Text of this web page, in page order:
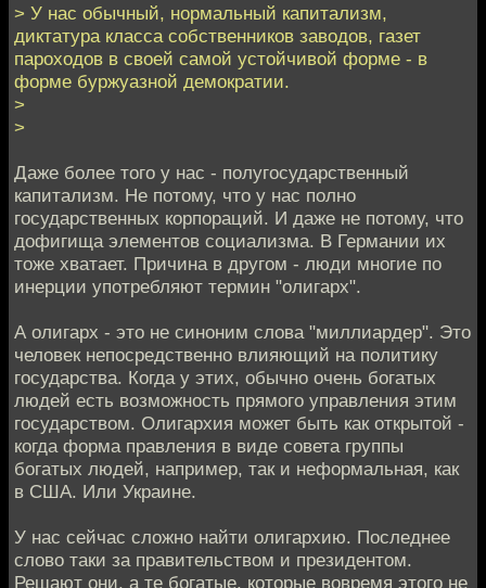
> У нас обычный, нормальный капитализм,
диктатура класса собственников заводов, газет
пароходов в своей самой устойчивой форме - в
форме буржуазной демократии.
>
>
Даже более того у нас - полугосударственный
капитализм. Не потому, что у нас полно
государственных корпораций. И даже не потому, что
дофигища элементов социализма. В Германии их
тоже хватает. Причина в другом - люди многие по
инерции употребляют термин "олигарх".
А олигарх - это не синоним слова "миллиардер". Это
человек непосредственно влияющий на политику
государства. Когда у этих, обычно очень богатых
людей есть возможность прямого управления этим
государством. Олигархия может быть как открытой -
когда форма правления в виде совета группы
богатых людей, например, так и неформальная, как
в США. Или Украине.
У нас сейчас сложно найти олигархию. Последнее
слово таки за правительством и президентом.
Решают они, а те богатые, которые вовремя этого не